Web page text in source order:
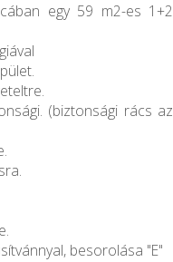
egy 59 m2-es 1+2
(biztonsági rács az
besorolása "E"